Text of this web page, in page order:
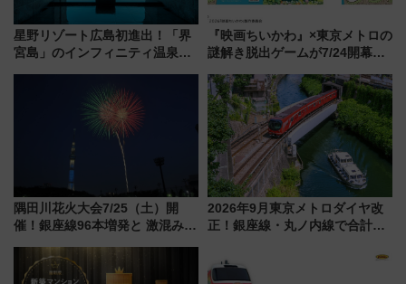
星野リゾート広島初進出！「界
宮島」のインフィニティ温泉と
宿泊料金・アクセスは？（2026
年7月23日開業）
『映画ちいかわ』×東京メトロの
謎解き脱出ゲームが7/24開幕！
遊び方を解説！（7/10発売開
始）
隅田川花火大会7/25（土）開
催！銀座線96本増発と 激混みの
アクセス攻略法、2万発の花火が
都心の夜に！
2026年9月東京メトロダイヤ改
正！銀座線・丸ノ内線で合計